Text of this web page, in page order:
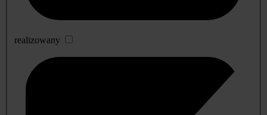
realizowany